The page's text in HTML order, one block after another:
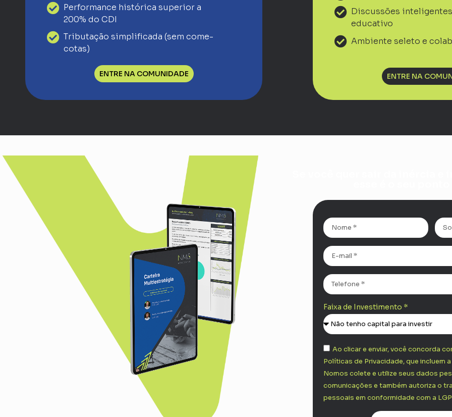
Performance histórica superior a
200% do CDI
Tributação simplificada (sem come-
cotas)
ENTRE NA COMUNIDADE
Discussões
educativo
Ambiente seleto e
ENTRE NA
Faixa de Investimento *
Ao clicar e enviar, você concorda
Políticas de Privacidade, que incluem
Nomos colete e utilize seus dados
comunicações e também autoriza o
pessoais em conformidade com a